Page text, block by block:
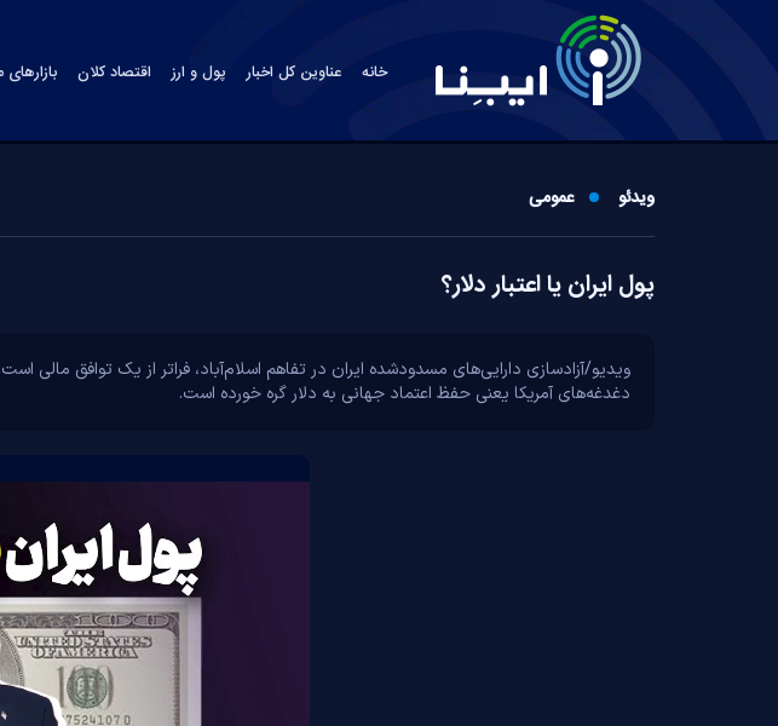
خانه عناوین کل اخبار پول و ارز اقتصاد کلان بازارهای
ویدئو عمومی
پول ایران یا اعتبار دلار؟
ویدیو/آزادسازی دارایی‌های مسدودشده ایران در تفاهم اسلام‌آباد، فراتر از یک توافق مالی
دغدغه‌های آمریکا یعنی حفظ اعتماد جهانی به دلار گره خورده است.